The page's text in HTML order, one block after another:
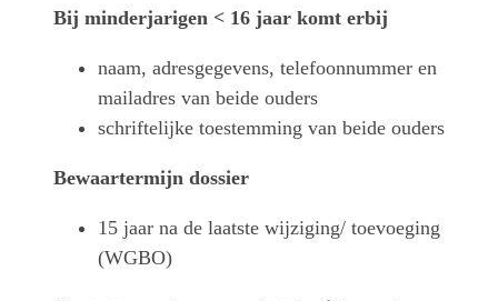
Bij minderjarigen < 16 jaar komt erbij
naam, adresgegevens, telefoonnummer en
mailadres van beide ouders
schriftelijke toestemming van beide ouders
Bewaartermijn dossier
15 jaar na de laatste wijziging/ toevoeging
(WGBO)